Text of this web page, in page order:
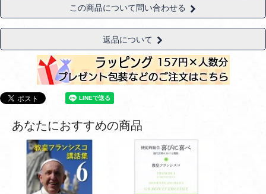
この商品について問い合わせる
返品について
あなたにおすすめの商品